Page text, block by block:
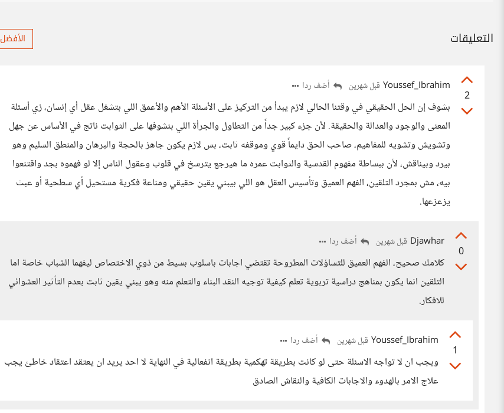
التعليقات الأفضل
2
Youssef_Ibrahim قبل شهرين أضف ردا
بشوف إن الحل الحقيقي في وقتنا الحالي لازم يبدأ من التركيز على الأسئلة الأهم والأعمق اللي بتشغل عقل أي إنسان، زي أسئلة
المعنى والوجود والعدالة والحقيقة. لأن جزء كبير جداً من التطاول والجرأة اللي بنشوفها على الثوابت ناتج في الأساس عن جهل
وتشويش وتشويه للمفاهيم، صاحب الحق دايماً قوي وموقفه ثابت، بس لازم يكون جاهز بالحجة والبرهان والمنطق السليم وهو
بيرد وبيناقش، لأن ببساطة مفهوم القدسية والثوابت عمره ما هيرجع يترسخ في قلوب وعقول الناس إلا لو فهموه بجد واقتنعوا
بيه، مش بمجرد التلقين، الفهم العميق وتأسيس العقل هو اللي بيبني يقين حقيقي ومناعة فكرية مستحيل أي سطحية أو عبث
يزعزعها.
0
Djawhar قبل شهرين أضف ردا
كلامك صحيح، الفهم العميق للتساؤلات المطروحة تقتضي اجابات باسلوب بسيط من ذوي الاختصاص ليفهما الشباب خاصة اما
التلقين انما يكون بمناهج دراسية تربوية تعلم كيفية توجيه النقد البناء والتعلم منه وهو يبني يقين ثابت بعدم التأثير العشوائي
للافكار.
1
Youssef_Ibrahim قبل شهرين أضف ردا
ويجب ان لا تواجه الاسئلة حتى لو كانت بطريقة تهكمية بطريقة انفعالية في النهاية لا احد يريد ان يعتقد اعتقاد خاطئ يجب
علاج الامر بالهدوء والاجابات الكافية والنقاش الصادق